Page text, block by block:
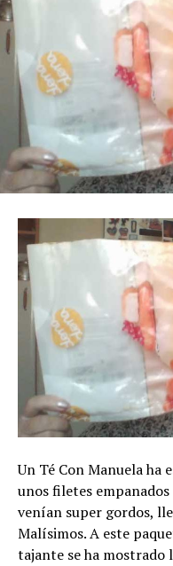
Un Té Con Manuela ha
unos filetes
venían super gordos,
Malísimos. A este
tajante se ha mostrado